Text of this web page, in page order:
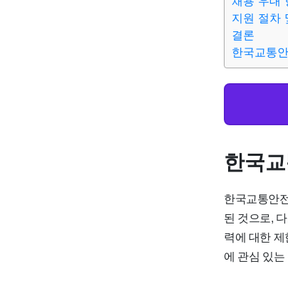
지원 절차
결론
한국교통
한국
한국교통안
된 것으로,
력에 대한
에 관심 있